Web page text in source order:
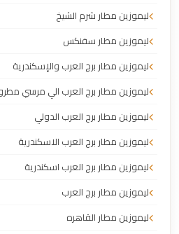
ليموزين مطار شرم الشيخ
ليموزين مطار سفنكس
ليموزين مطار برج العرب والإسكندرية
ليموزين مطار برج العرب الي مرسي مطروح
ليموزين مطار برج العرب الدولي
ليموزين مطار برج العرب الاسكندرية
ليموزين مطار برج العرب اسكندرية
ليموزين مطار برج العرب
ليموزين مطار القاهره